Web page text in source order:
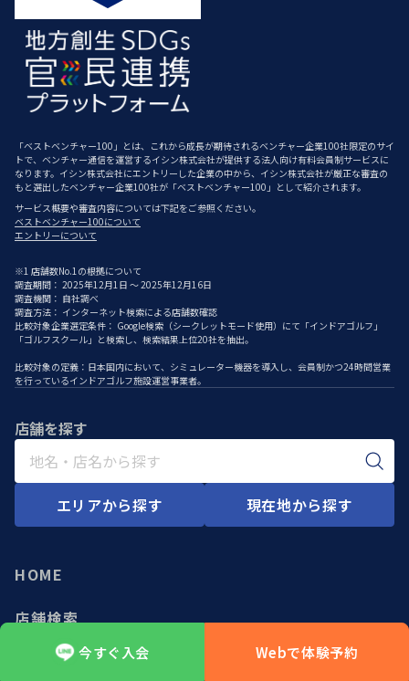
今すぐ入会 Webで体験予約
「ベストベンチャー100」とは、これから成長が期待されるベンチャー企業100社限定のサイ
トで、ベンチャー通信を運営するイシン株式会社が提供する法人向け有料会員制サービスに
なります。イシン株式会社にエントリーした企業の中から、イシン株式会社が厳正な審査の
もと選出したベンチャー企業100社が「ベストベンチャー100」として紹介されます。
サービス概要や審査内容については下記をご参照ください。
ベストベンチャー100について
エントリーについて
※1 店舗数No.1の根拠について
調査期間： 2025年12月1日 ～ 2025年12月16日
調査機関： 自社調べ
調査方法： インターネット検索による店舗数確認
比較対象企業選定条件： Google検索（シークレットモード使用）にて「インドアゴルフ」
「ゴルフスクール」と検索し、検索結果上位20社を抽出。
比較対象の定義：日本国内において、シミュレーター機器を導入し、会員制かつ24時間営業
を行っているインドアゴルフ施設運営事業者。
店舗を探す
エリアから探す 現在地から探す
HOME
店舗検索
現在地から探す エリアから探す 全店舗（開店順）